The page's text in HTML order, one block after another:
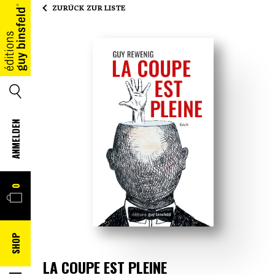
HOME
SUCHE
ANMELDEN
WARENKORB
0
SHOP
ZURÜCK ZUR LISTE
LA COUPE EST PLEINE